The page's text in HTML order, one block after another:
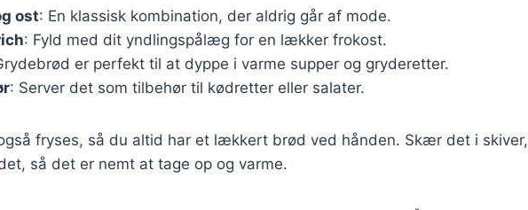
ost: En klassisk kombination, der aldrig går af mode.
: Fyld med dit yndlingspålæg for en lækker frokost.
er perfekt til at dyppe i varme supper og gryderetter.
: Server det som tilbehør til kødretter eller salater.
fryses, så du altid har et lækkert brød ved hånden. Skær det i skiver,
så det er nemt at tage op og varme.